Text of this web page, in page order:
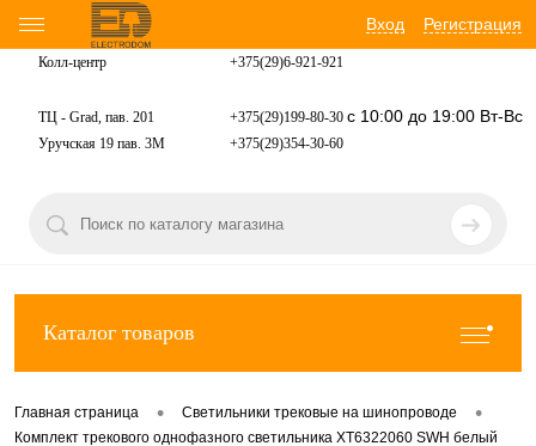
Вход Регистрация
Колл-центр +375(29)6-921-921
ТЦ - Grad, пав. 201 +375(29)199-80-30 с 10:00 до 19:00 Вт-Вс
Уручская 19 пав. 3М +375(29)354-30-60
Каталог товаров
Главная страница • Светильники трековые на шинопроводе •
Комплект трекового однофазного светильника XT6322060 SWH белый